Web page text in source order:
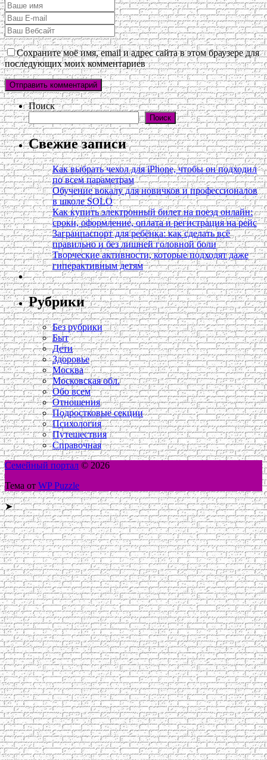
Сохраните моё имя, email и адрес сайта в этом браузере для
последующих моих комментариев
Поиск
Поиск
Свежие записи
Как выбрать чехол для iPhone, чтобы он подходил
по всем параметрам
Обучение вокалу для новичков и профессионалов
в школе SOLO
Как купить электронный билет на поезд онлайн:
сроки, оформление, оплата и регистрация на рейс
Загранпаспорт для ребёнка: как сделать всё
правильно и без лишней головной боли
Творческие активности, которые подходят даже
гиперактивным детям
Рубрики
Без рубрики
Быт
Дети
Здоровье
Москва
Московская обл.
Обо всем
Отношения
Подростковые секции
Психология
Путешествия
Справочная
Семейный портал © 2026
Тема от WP Puzzle
➤